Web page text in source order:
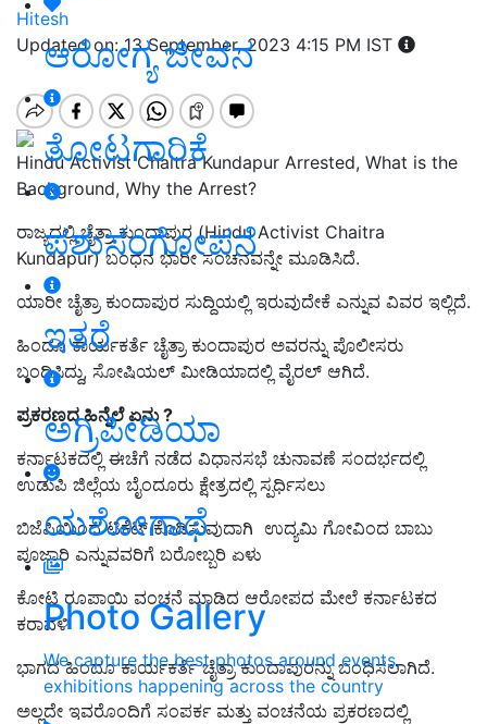
ಆರೋಗ್ಯ ಜೀವನ
ತೋಟಗಾರಿಕೆ
ಪಶುಸಂಗೋಪನೆ
ಇತರೆ
ಅಗ್ರಿಪೀಡಿಯಾ
ಯಶೋಗಾಥೆ
Photo Gallery
We capture the best photos around events,
exhibitions happening across the country
Hitesh
Updated on: 13 September, 2023 4:15 PM IST
Hindu Activist Chaitra Kundapur Arrested, What is the
Background, Why the Arrest?
ರಾಜ್ಯದಲ್ಲಿ ಚೈತ್ರಾ ಕುಂದಾಪುರ (Hindu Activist Chaitra
Kundapur) ಬಂಧನ ಭಾರೀ ಸಂಚನವನ್ನೇ ಮೂಡಿಸಿದೆ.
ಯಾರೀ ಚೈತ್ರಾ ಕುಂದಾಪುರ ಸುದ್ದಿಯಲ್ಲಿ ಇರುವುದೇಕೆ ಎನ್ನುವ ವಿವರ ಇಲ್ಲಿದೆ.
ಹಿಂದೂ ಕಾರ್ಯಕರ್ತೆ ಚೈತ್ರಾ ಕುಂದಾಪುರ ಅವರನ್ನು ಪೊಲೀಸರು
ಬಂಧಿಸಿದ್ದು, ಸೋಷಿಯಲ್‌ ಮೀಡಿಯಾದಲ್ಲಿ ವೈರಲ್‌ ಆಗಿದೆ.
ಪ್ರಕರಣದ ಹಿನ್ನೆಲೆ ಏನು ?
ಕರ್ನಾಟಕದಲ್ಲಿ ಈಚೆಗೆ ನಡೆದ ವಿಧಾನಸಭೆ ಚುನಾವಣೆ ಸಂದರ್ಭದಲ್ಲಿ
ಉಡುಪಿ ಜಿಲ್ಲೆಯ ಬೈಂದೂರು ಕ್ಷೇತ್ರದಲ್ಲಿ ಸ್ಪರ್ಧಿಸಲು
ಬಿಜೆಪಿಯಿಂದಟಿಕೆಟ್‌ಕೊಡಿಸುವುದಾಗಿ ಉದ್ಯಮಿ ಗೋವಿಂದ ಬಾಬು
ಪೂಜಾರಿ ಎನ್ನುವವರಿಗೆ ಬರೋಬ್ಬರಿ ಏಳು
ಕೋಟಿ ರೂಪಾಯಿ ವಂಚನೆ ಮಾಡಿದ ಆರೋಪದ ಮೇಲೆ ಕರ್ನಾಟಕದ
ಕರಾವಳಿ
ಭಾಗದಹಿಂದೂ ಕಾರ್ಯಕರ್ತೆ ಚೈತ್ರಾ ಕುಂದಾಪುರನ್ನು ಬಂಧಿಸಲಾಗಿದೆ.
ಅಲ್ಲದೇ ಇವರೊಂದಿಗೆ ಸಂಪರ್ಕ ಮತ್ತು ವಂಚನೆಯ ಪ್ರಕರಣದಲ್ಲಿ